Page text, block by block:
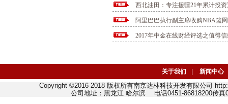
西北油田：专注援疆21年累计投
阿里巴巴执行副主席收购NBA篮
2017年中金在线财经评选之值得
关于我们 新闻中心
Copyright ©2016-2018 版权所有南京达林科技开发有限公司
公司地址：黑龙江 哈尔滨 电话0451-86818200传